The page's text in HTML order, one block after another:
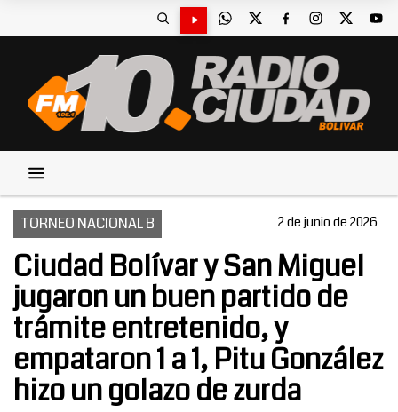
TORNEO NACIONAL B 2 de junio de 2026
Ciudad Bolívar y San Miguel
jugaron un buen partido de
trámite entretenido, y
empataron 1 a 1, Pitu González
hizo un golazo de zurda